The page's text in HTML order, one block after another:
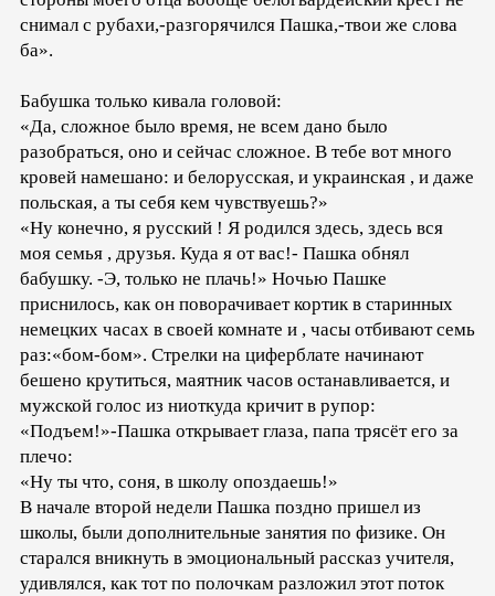
снимал с рубахи,-разгорячился Пашка,-твои же слова
ба».
Бабушка только кивала головой:
«Да, сложное было время, не всем дано было
разобраться, оно и сейчас сложное. В тебе вот много
кровей намешано: и белорусская, и украинская , и даже
польская, а ты себя кем чувствуешь?»
«Ну конечно, я русский ! Я родился здесь, здесь вся
моя семья , друзья. Куда я от вас!- Пашка обнял
бабушку. -Э, только не плачь!» Ночью Пашке
приснилось, как он поворачивает кортик в старинных
немецких часах в своей комнате и , часы отбивают семь
раз:«бом-бом». Стрелки на циферблате начинают
бешено крутиться, маятник часов останавливается, и
мужской голос из ниоткуда кричит в рупор:
«Подъем!»-Пашка открывает глаза, папа трясёт его за
плечо:
«Ну ты что, соня, в школу опоздаешь!»
В начале второй недели Пашка поздно пришел из
школы, были дополнительные занятия по физике. Он
старался вникнуть в эмоциональный рассказ учителя,
удивлялся, как тот по полочкам разложил этот поток